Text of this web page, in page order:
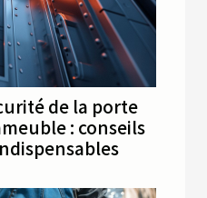
de la porte
: conseils